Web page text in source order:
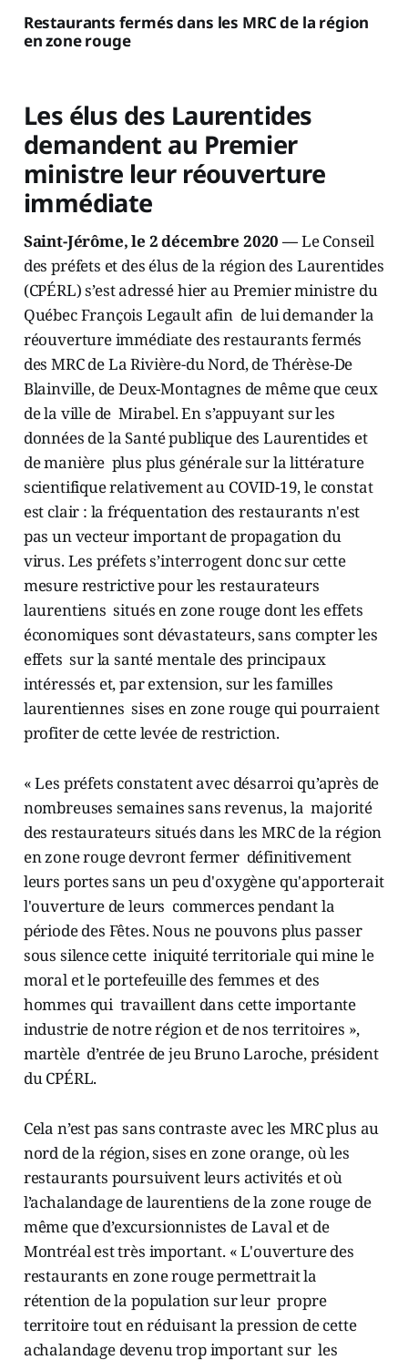
Restaurants fermés dans les MRC de la région
en zone rouge
Les élus des Laurentides
demandent au Premier
ministre leur réouverture
immédiate
Saint-Jérôme, le 2 décembre 2020 —Le Conseil
des préfets et des élus de la région des Laurentides
(CPÉRL) s’est adressé hier au Premier ministre du
Québec François Legault afin de lui demander la
réouverture immédiate des restaurants fermés
des MRC de La Rivière-du Nord, de Thérèse-De
Blainville, de Deux-Montagnes de même que ceux
de la ville de Mirabel. En s’appuyant sur les
données de la Santé publique des Laurentides et
de manière plus plus générale sur la littérature
scientifique relativement au COVID-19, le constat
est clair : la fréquentation des restaurants n'est
pas un vecteur important de propagation du
virus. Les préfets s’interrogent donc sur cette
mesure restrictive pour les restaurateurs
laurentiens situés en zone rouge dont les effets
économiques sont dévastateurs, sans compter les
effets sur la santé mentale des principaux
intéressés et, par extension, sur les familles
laurentiennes sises en zone rouge qui pourraient
profiter de cette levée de restriction.
« Les préfets constatent avec désarroi qu’après de
nombreuses semaines sans revenus, la majorité
des restaurateurs situés dans les MRC de la région
en zone rouge devront fermer définitivement
leurs portes sans un peu d'oxygène qu'apporterait
l'ouverture de leurs commerces pendant la
période des Fêtes. Nous ne pouvons plus passer
sous silence cette iniquité territoriale qui mine le
moral et le portefeuille des femmes et des
hommes qui travaillent dans cette importante
industrie de notre région et de nos territoires »,
martèle d’entrée de jeu Bruno Laroche, président
du CPÉRL.
Cela n’est pas sans contraste avec les MRC plus au
nord de la région, sises en zone orange, où les
restaurants poursuivent leurs activités et où
l’achalandage de laurentiens de la zone rouge de
même que d’excursionnistes de Laval et de
Montréal est très important. « L'ouverture des
restaurants en zone rouge permettrait la
rétention de la population sur leur propre
territoire tout en réduisant la pression de cette
achalandage devenu trop important sur les